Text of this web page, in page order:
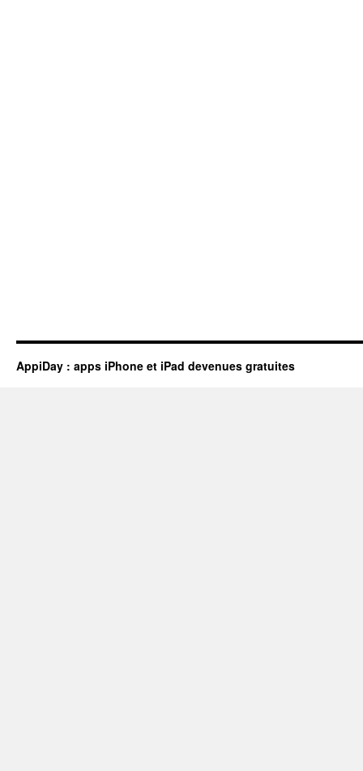
AppiDay : apps iPhone et iPad devenues gratuites